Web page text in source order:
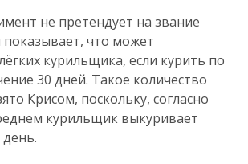
не претендует на звание
показывает, что может
курильщика, если курить по
30 дней. Такое количество
Крисом, поскольку, согласно
курильщик выкуривает
день.